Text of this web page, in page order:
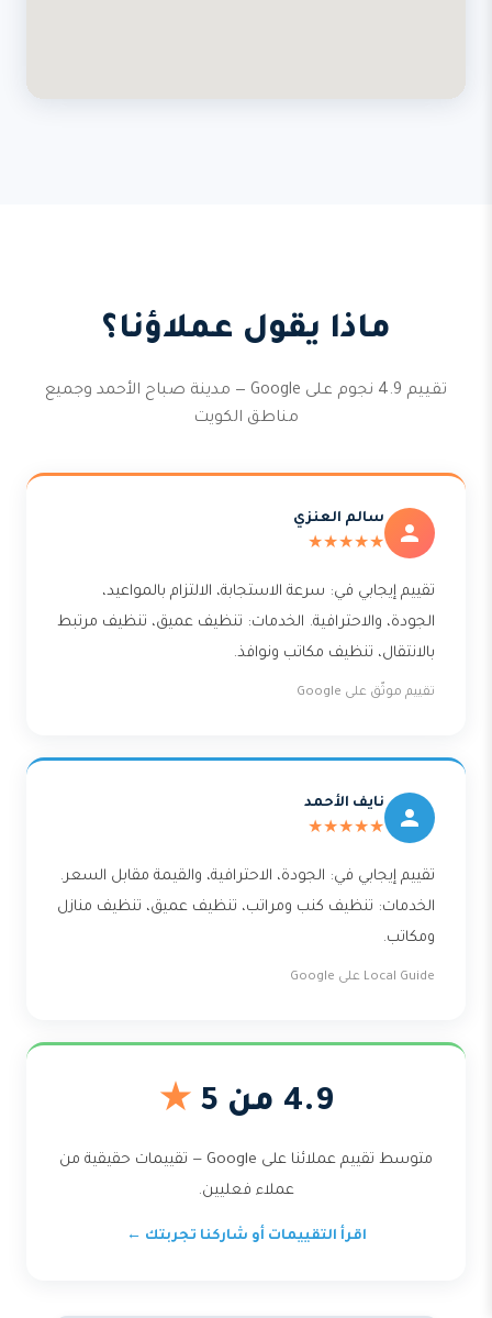
ماذا يقول عملاؤنا؟
تقييم 4.9 نجوم على Google — مدينة صباح الأحمد وجميع
مناطق الكويت
سالم العنزي
★★★★★
تقييم إيجابي في: سرعة الاستجابة، الالتزام بالمواعيد،
الجودة، والاحترافية. الخدمات: تنظيف عميق، تنظيف مرتبط
بالانتقال، تنظيف مكاتب ونوافذ.
تقييم موثّق على Google
نايف الأحمد
★★★★★
تقييم إيجابي في: الجودة، الاحترافية، والقيمة مقابل السعر.
الخدمات: تنظيف كنب ومراتب، تنظيف عميق، تنظيف منازل
ومكاتب.
Local Guide على Google
4.9 من 5 ★
متوسط تقييم عملائنا على Google — تقييمات حقيقية من
عملاء فعليين.
اقرأ التقييمات أو شاركنا تجربتك ←